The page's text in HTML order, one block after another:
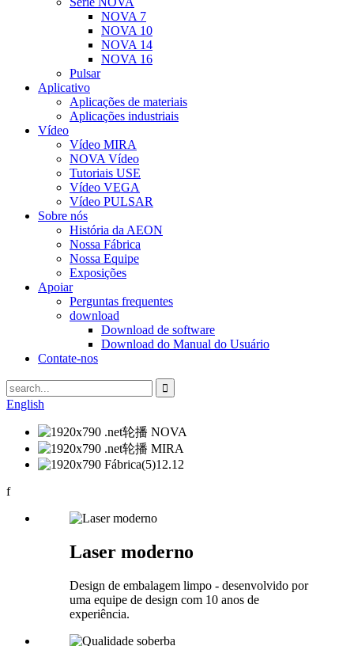
NOVA 7
NOVA 10
NOVA 14
NOVA 16
Pulsar
Aplicativo
Aplicações de materiais
Aplicações industriais
Vídeo
Vídeo MIRA
NOVA Vídeo
Tutoriais USE
Vídeo VEGA
Vídeo PULSAR
Sobre nós
História da AEON
Nossa Fábrica
Nossa Equipe
Exposições
Apoiar
Perguntas frequentes
download
Download de software
Download do Manual do Usuário
Contate-nos
English
f
Laser moderno
Design de embalagem limpo - desenvolvido por
uma equipe de design com 10 anos de
experiência.